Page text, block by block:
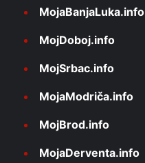
MojaBanjaLuka.info
MojDoboj.info
MojSrbac.info
MojaModriča.info
MojBrod.info
MojaDerventa.info